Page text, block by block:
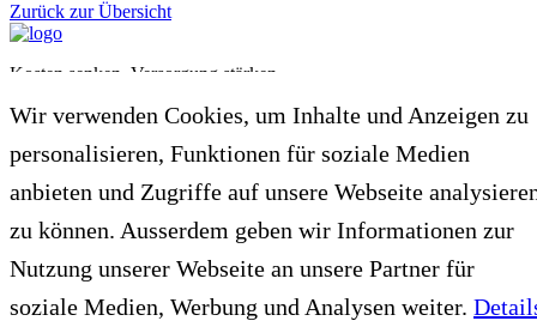
Zurück zur Übersicht
Kosten senken, Versorgung stärken.
Verein Gesundheitswesen mit Zukunft
Wir verwenden Cookies, um Inhalte und Anzeigen zu
personalisieren, Funktionen für soziale Medien
anbieten und Zugriffe auf unsere Webseite
zu können. Ausserdem geben wir Informationen zur
Nutzung unserer Webseite an unsere Partner für
soziale Medien, Werbung und Analysen weiter.